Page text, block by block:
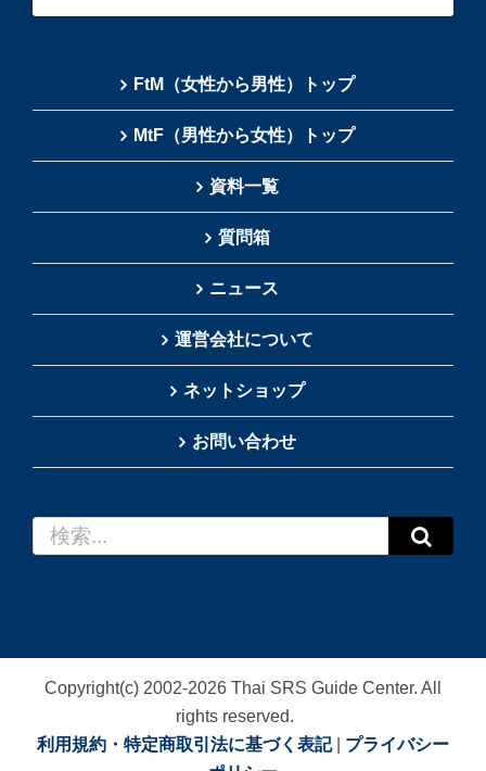
FtM（女性から男性）トップ
MtF（男性から女性）トップ
資料一覧
質問箱
ニュース
運営会社について
ネットショップ
お問い合わせ
索
Copyright(c) 2002-2026 Thai SRS Guide Center. All
rights reserved.
利用規約・特定商取引法に基づく表記| プライバシー